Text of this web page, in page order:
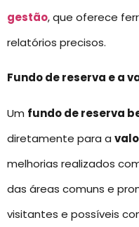
gestão, que oferece
relatórios precisos.
Fundo de reserva e a
Um fundo de reserva
diretamente para a
melhorias realizados
das áreas comuns e
visitantes e possíveis